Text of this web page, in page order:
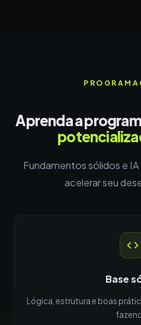
Aprenda a
Fundamentos sólidos e
acelerar seu
Base
Lógica, estrutura e boas